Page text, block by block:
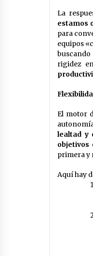
La
estamos
para
equipos
buscando
rigidez
El motor
lealtad y
objetivos
primera y
Aquí hay